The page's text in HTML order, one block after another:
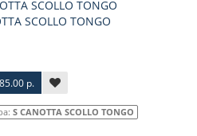
SCOLLO TONGO
р.
S CANOTTA SCOLLO TONGO